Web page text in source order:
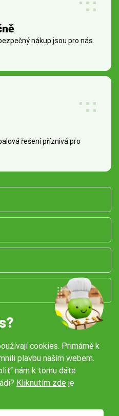
nákup jsou pro nás
řešení příznivá pro
cookies. Primárně k
plavbu naším webem.
nám k tomu dáte
Kliknutím zde je